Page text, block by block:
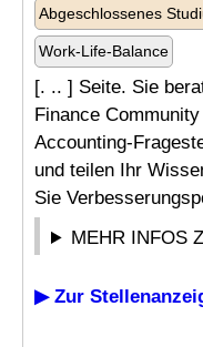
Abgeschlossenes
Work-Life-Balance
[. .. ] Seite. Sie
Finance
Accounting-
und teilen Ihr
Sie
MEHR INFOS
▶ Zur